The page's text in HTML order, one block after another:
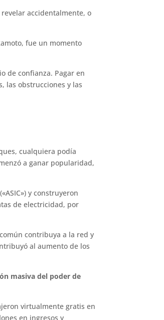
accidentalmente, o
fue un momento
de confianza. Pagar en
las obstrucciones y las
cualquiera podía
a ganar popularidad,
y construyeron
de electricidad, por
contribuya a la red y
al aumento de los
masiva del poder de
virtualmente gratis en
en ingresos y